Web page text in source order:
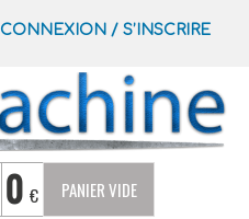
CONNEXION / S’INSCRIRE
0 € PANIER VIDE